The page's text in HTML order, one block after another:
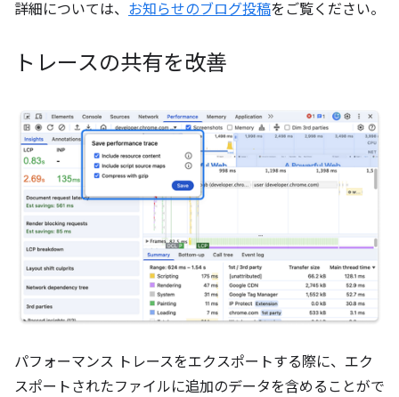
詳細については、 お知らせのブログ投稿をご覧ください。
トレースの共有を改善
パフォーマンス トレースをエクスポートする際に、エク
スポートされたファイルに追加のデータを含めることがで